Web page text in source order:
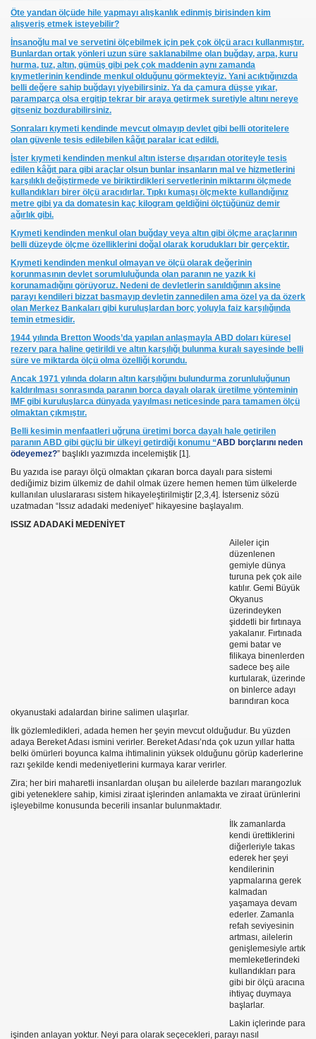
Öte yandan ölçüde hile yapmayı alışkanlık edinmiş birisinden kim
alışveriş etmek isteyebilir?
İnsanoğlu mal ve servetini ölçebilmek için pek çok ölçü aracı kullanmıştır.
Bunlardan ortak yönleri uzun süre saklanabilme olan buğday, arpa, kuru
hurma, tuz, altın, gümüş gibi pek çok maddenin aynı zamanda
kıymetlerinin kendinde menkul olduğunu görmekteyiz. Yani acıktığınızda
belli değere sahip buğdayı yiyebilirsiniz. Ya da çamura düşse yıkar,
paramparça olsa ergitip tekrar bir araya getirmek suretiyle altını nereye
gitseniz bozdurabilirsiniz.
Sonraları kıymeti kendinde mevcut olmayıp devlet gibi belli otoritelere
olan güvenle tesis edilebilen kâğıt paralar icat edildi.
İster kıymeti kendinden menkul altın isterse dışarıdan otoriteyle tesis
edilen kâğıt para gibi araçlar olsun bunlar insanların mal ve hizmetlerini
karşılıklı değiştirmede ve biriktirdikleri servetlerinin miktarını ölçmede
kullandıkları birer ölçü aracıdırlar. Tıpkı kumaşı ölçmekte kullandığınız
metre gibi ya da domatesin kaç kilogram geldiğini ölçtüğünüz demir
ağırlık gibi.
Kıymeti kendinden menkul olan buğday veya altın gibi ölçme araçlarının
belli düzeyde ölçme özelliklerini doğal olarak korudukları bir gerçektir.
Kıymeti kendinden menkul olmayan ve ölçü olarak değerinin
korunmasının devlet sorumluluğunda olan paranın ne yazık ki
korunamadığını görüyoruz. Nedeni de devletlerin sanıldığının aksine
parayı kendileri bizzat basmayıp devletin zannedilen ama özel ya da özerk
olan Merkez Bankaları gibi kuruluşlardan borç yoluyla faiz karşılığında
temin etmesidir.
1944 yılında Bretton Woods’da yapılan anlaşmayla ABD doları küresel
rezerv para haline getirildi ve altın karşılığı bulunma kuralı sayesinde belli
süre ve miktarda ölçü olma özelliği korundu.
Ancak 1971 yılında doların altın karşılığını bulundurma zorunluluğunun
kaldırılması sonrasında paranın borca dayalı olarak üretilme yönteminin
IMF gibi kuruluşlarca dünyada yayılması neticesinde para tamamen ölçü
olmaktan çıkmıştır.
Belli kesimin menfaatleri uğruna üretimi borca dayalı hale getirilen
paranın ABD gibi güçlü bir ülkeyi getirdiği konumu “ABD borçlarını neden
ödeyemez?” başlıklı yazımızda incelemiştik [1].
Bu yazıda ise parayı ölçü olmaktan çıkaran borca dayalı para sistemi
dediğimiz bizim ülkemiz de dahil olmak üzere hemen hemen tüm ülkelerde
kullanılan uluslararası sistem hikayeleştirilmiştir [2,3,4]. İsterseniz sözü
uzatmadan “Issız adadaki medeniyet” hikayesine başlayalım.
ISSIZ ADADAKİ MEDENİYET
Aileler için
düzenlenen
gemiyle dünya
turuna pek çok aile
katılır. Gemi Büyük
Okyanus
üzerindeyken
şiddetli bir fırtınaya
yakalanır. Fırtınada
gemi batar ve
filikaya binenlerden
sadece beş aile
kurtularak, üzerinde
on binlerce adayı
barındıran koca
okyanustaki adalardan birine salimen ulaşırlar.
İlk gözlemledikleri, adada hemen her şeyin mevcut olduğudur. Bu yüzden
adaya Bereket Adası ismini verirler. Bereket Adası’nda çok uzun yıllar hatta
belki ömürleri boyunca kalma ihtimalinin yüksek olduğunu görüp kaderlerine
razı şekilde kendi medeniyetlerini kurmaya karar verirler.
Zira; her biri maharetli insanlardan oluşan bu ailelerde bazıları marangozluk
gibi yeteneklere sahip, kimisi ziraat işlerinden anlamakta ve ziraat ürünlerini
işleyebilme konusunda becerili insanlar bulunmaktadır.
İlk zamanlarda
kendi ürettiklerini
diğerleriyle takas
ederek her şeyi
kendilerinin
yapmalarına gerek
kalmadan
yaşamaya devam
ederler. Zamanla
refah seviyesinin
artması, ailelerin
genişlemesiyle artık
memleketlerindeki
kullandıkları para
gibi bir ölçü aracına
ihtiyaç duymaya
başlarlar.
Lakin içlerinde para
işinden anlayan yoktur. Neyi para olarak seçecekleri, parayı nasıl
TV
DÜNDE ÖYLE BUGÜNDE Üreticide 1.36